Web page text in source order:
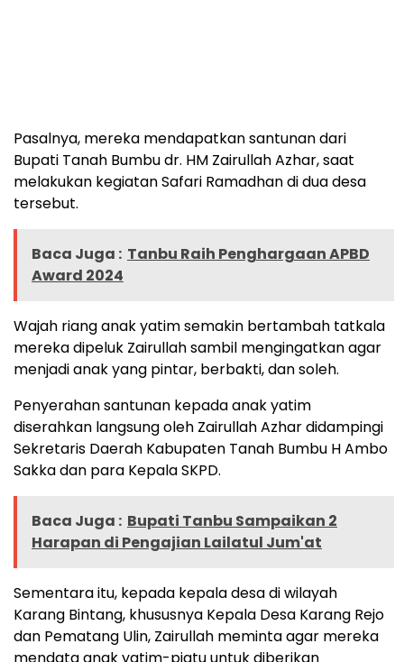
Pasalnya, mereka mendapatkan santunan dari
Bupati Tanah Bumbu dr. HM Zairullah Azhar, saat
melakukan kegiatan Safari Ramadhan di dua desa
tersebut.
Baca Juga : Tanbu Raih Penghargaan APBD
Award 2024
Wajah riang anak yatim semakin bertambah tatkala
mereka dipeluk Zairullah sambil mengingatkan agar
menjadi anak yang pintar, berbakti, dan soleh.
Penyerahan santunan kepada anak yatim
diserahkan langsung oleh Zairullah Azhar didampingi
Sekretaris Daerah Kabupaten Tanah Bumbu H Ambo
Sakka dan para Kepala SKPD.
Baca Juga : Bupati Tanbu Sampaikan 2
Harapan di Pengajian Lailatul Jum'at
Sementara itu, kepada kepala desa di wilayah
Karang Bintang, khususnya Kepala Desa Karang Rejo
dan Pematang Ulin, Zairullah meminta agar mereka